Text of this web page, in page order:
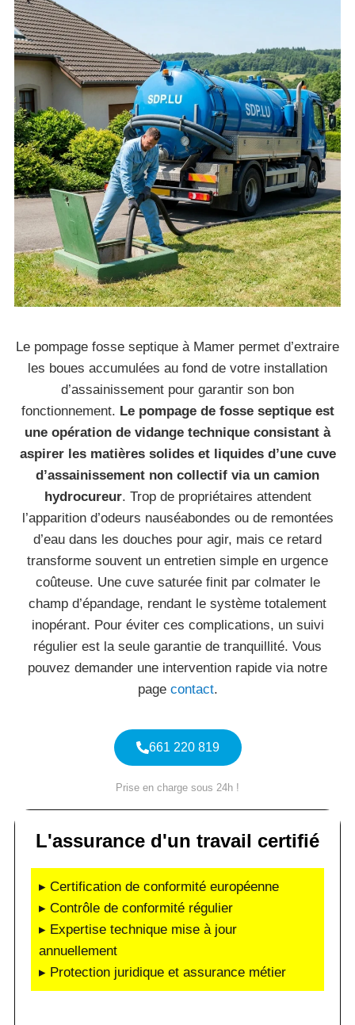
Le pompage fosse septique à Mamer permet d’extraire
les boues accumulées au fond de votre installation
d’assainissement pour garantir son bon
fonctionnement. Le pompage de fosse septique est
une opération de vidange technique consistant à
aspirer les matières solides et liquides d’une cuve
d’assainissement non collectif via un camion
hydrocureur. Trop de propriétaires attendent
l’apparition d’odeurs nauséabondes ou de remontées
d’eau dans les douches pour agir, mais ce retard
transforme souvent un entretien simple en urgence
coûteuse. Une cuve saturée finit par colmater le
champ d’épandage, rendant le système totalement
inopérant. Pour éviter ces complications, un suivi
régulier est la seule garantie de tranquillité. Vous
pouvez demander une intervention rapide via notre
page contact.
661 220 819
Prise en charge sous 24h !
L'assurance d'un travail certifié
▸ Certification de conformité européenne
▸ Contrôle de conformité régulier
▸ Expertise technique mise à jour
annuellement
▸ Protection juridique et assurance métier